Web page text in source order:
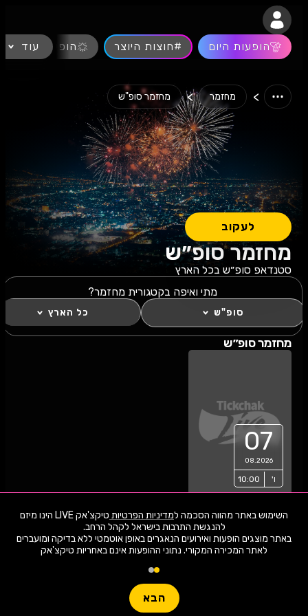
השימוש באתר מהווה הסכמה למדיניות הפרטיות
טיקצ'אק LIVE הינו מיזם
באתר מוצגים הופעות ואירועים הנאגרים באופן אוטמטי ללא בדיקה ומועברים
לאתר המכירה המקורי. נתוני ההופעות אינם באחריות טיקצ'אק
הבא
חפשו הופעה
הופעות היום #חוצות היוצר הופעות חיות
עוד
> מחזמר > מחזמר סופ"ש
לעקוב
מחזמר סופ״ש
סטנדאפ סופ״ש בכל הארץ
מתי ואיפה בקטגורית מחזמר?
סופ"ש כל הארץ
מחזמר סופ״ש
07
08.2026
ו' 10:00
סביב העולם ב-80
יום - המחזמר